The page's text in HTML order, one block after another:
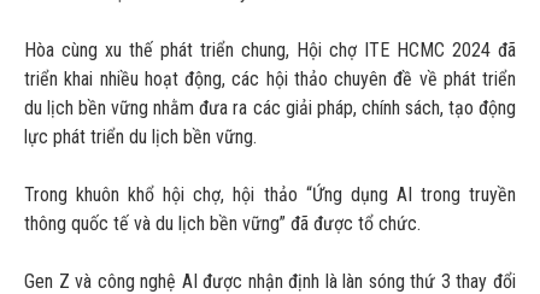
Hòa cùng xu thế phát triển chung, Hội chợ ITE HCMC 2024 đã
triển khai nhiều hoạt động, các hội thảo chuyên đề về phát triển
du lịch bền vững nhằm đưa ra các giải pháp, chính sách, tạo động
lực phát triển du lịch bền vững.
Trong khuôn khổ hội chợ, hội thảo “Ứng dụng AI trong truyền
thông quốc tế và du lịch bền vững” đã được tổ chức.
Gen Z và công nghệ AI được nhận định là làn sóng thứ 3 thay đổi